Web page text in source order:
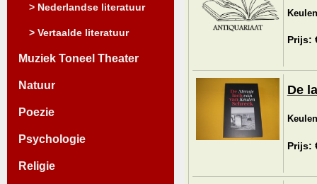
> Nederlandse literatuur
> Vertaalde literatuur
Muziek Toneel Theater
Natuur
Poezie
Psychologie
Religie
Prijs:
De
Prijs: